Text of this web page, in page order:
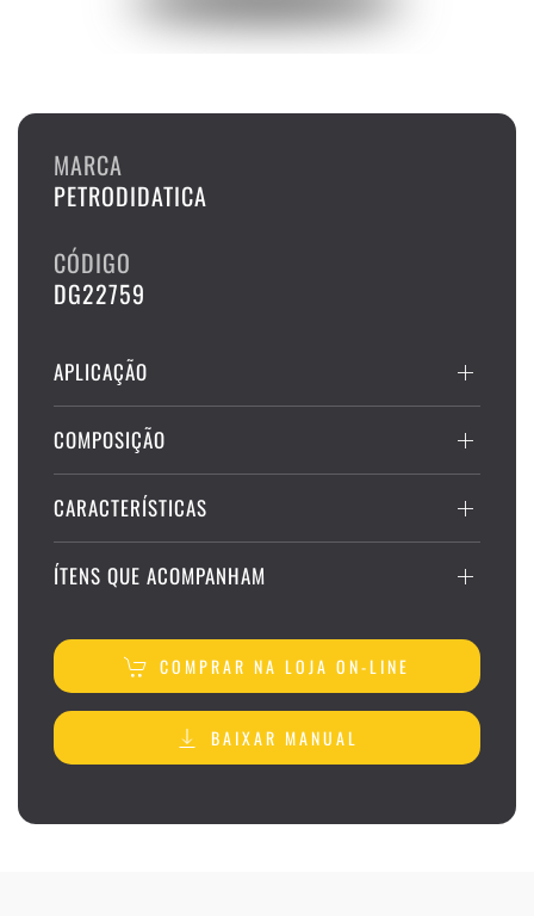
MARCA
PETRODIDATICA
CÓDIGO
DG22759
APLICAÇÃO
COMPOSIÇÃO
CARACTERÍSTICAS
ÍTENS QUE ACOMPANHAM
COMPRAR NA LOJA ON-LINE
BAIXAR MANUAL